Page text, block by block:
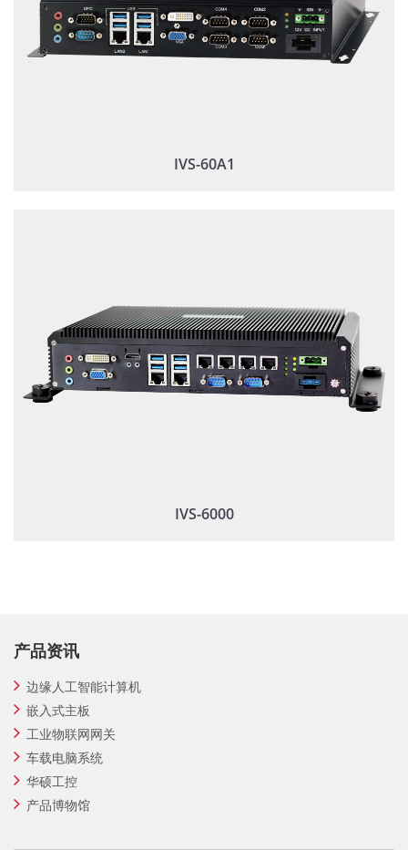
IVS-60A1
IVS-6000
产品资讯
边缘人工智能计算机
嵌入式主板
工业物联网网关
车载电脑系统
华硕工控
产品博物馆